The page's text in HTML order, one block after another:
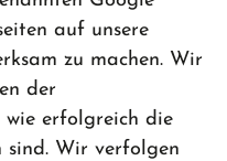
auf unsere
zu machen. Wir
der
wie erfolgreich die
sind. Wir verfolgen